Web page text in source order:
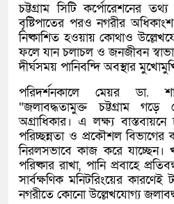
চট্টগ্রাম সিটি কর্পোরেশনের
বৃষ্টিপাতের পরও নগরীর
নিষ্কাশিত হওয়ায় কোথাও
ফলে যান চলাচল ও জনজীবন
দীর্ঘসময় পানিবন্দি অবস্থার
পরিদর্শনকালে মেয়র ডা.
“জলাবদ্ধতামুক্ত চট্টগ্রাম
অগ্রাধিকার। এ লক্ষ্য বাস্তবায়নে
পরিচ্ছন্নতা ও প্রকৌশল বিভাগের
নিরলসভাবে কাজ করে যাচ্ছেন।
পরিষ্কার রাখা, পানি প্রবাহে
সার্বক্ষণিক মনিটরিংয়ের
নগরীতে কোনো উল্লেখযোগ্য